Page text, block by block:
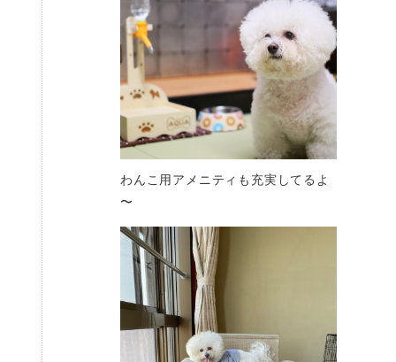
わんこ用アメニティも充実してるよ
〜